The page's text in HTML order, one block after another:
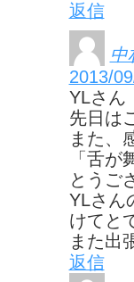
返信
中
2013/
YLさん
先日は
また、
「舌
とうご
YLさん
けてと
また出
返信